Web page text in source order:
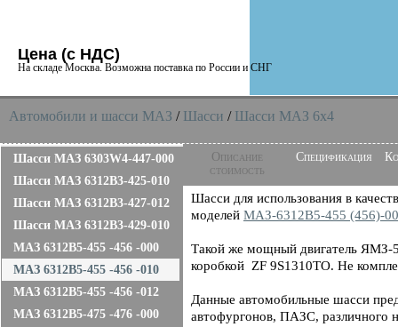
Цена (с НДС)
На складе Москва. Возможна поставка по России и СНГ
Автомобили и шасси MAЗ / Шасси / Шасси МАЗ 6x4
Шасси МАЗ 6303W4-447-000
Шасси МАЗ 6312B3-425-010
Шасси МАЗ 6312B3-427-012
Шасси МАЗ 6312B3-429-010
МАЗ 6312B5-455 -456 -000
МАЗ 6312B5-455 -456 -010
МАЗ 6312B5-455 -456 -012
МАЗ 6312B5-475 -476 -000
Описание
стоимость
Спецификация
Шасси для использования в
моделей МАЗ-6312В5-455 (456)-
Такой же мощный двигатель ЯМЗ-
коробкой ZF 9S1310TO. Не
Данные автомобильные шасси
автофургонов, ПАЗС, различного